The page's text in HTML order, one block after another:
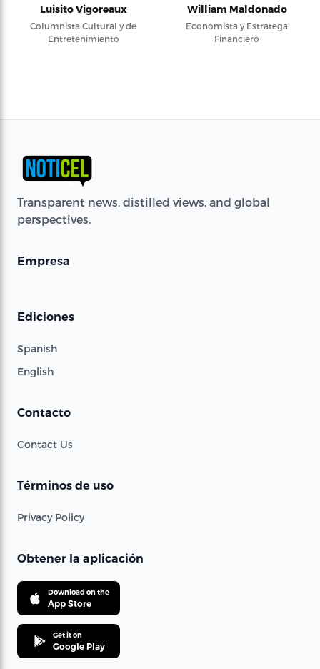
Luisito Vigoreaux
Columnista Cultural y de
Entretenimiento
William Maldonado
Economista y Estratega
Financiero
Transparent news, distilled views, and global
perspectives.
Empresa
Ediciones
Spanish
English
Contacto
Contact Us
Términos de uso
Privacy Policy
Obtener la aplicación
Download on the
App Store
Get it on
Google Play